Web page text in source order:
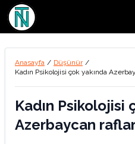
Anasayfa / Düşünür /
Kadın Psikolojisi çok yakında
Kadın Psikolojisi
Azerbaycan